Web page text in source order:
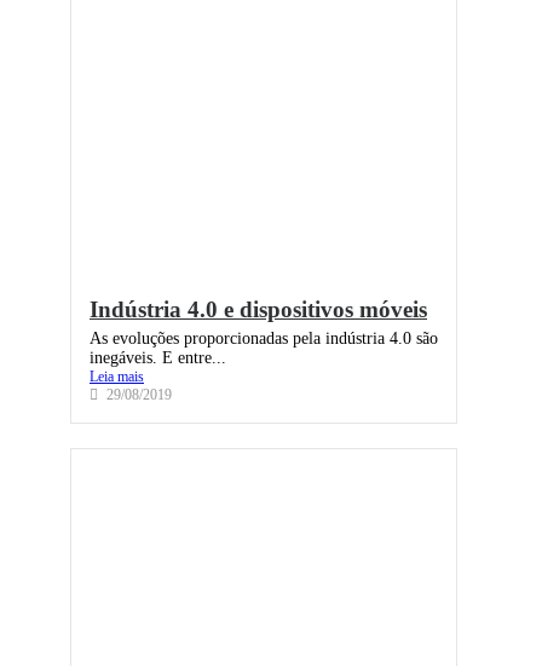
Indústria 4.0 e dispositivos móveis
As evoluções proporcionadas pela indústria 4.0 são
inegáveis. E entre...
Leia mais
29/08/2019